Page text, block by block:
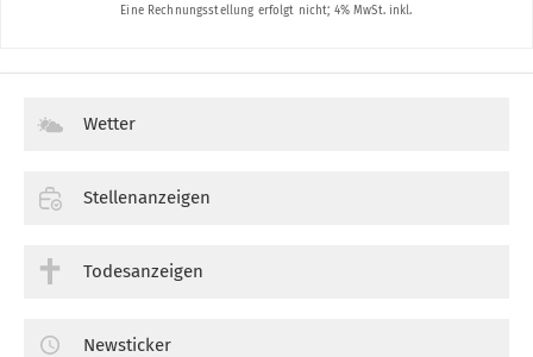
Wetter
Stellenanzeigen
Todesanzeigen
Newsticker